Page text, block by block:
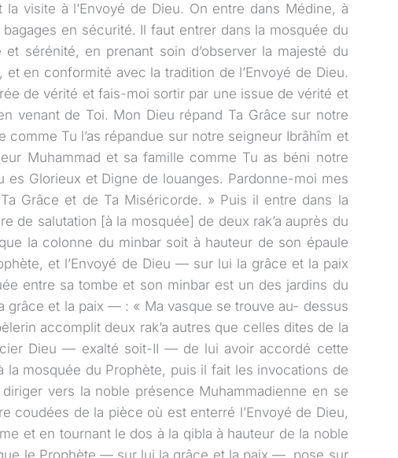
visite à l’Envoyé de Dieu. On entre dans Médine, à
en sécurité. Il faut entrer dans la mosquée du
sérénité, en prenant soin d’observer la majesté du
en conformité avec la tradition de l’Envoyé de Dieu.
de vérité et fais-moi sortir par une issue de vérité et
venant de Toi. Mon Dieu répand Ta Grâce sur notre
Tu l’as répandue sur notre seigneur Ibrâhîm et
Muhammad et sa famille comme Tu as béni notre
es Glorieux et Digne de louanges. Pardonne-moi mes
Grâce et de Ta Miséricorde. » Puis il entre dans la
de salutation [à la mosquée] de deux rak’a auprès du
la colonne du minbar soit à hauteur de son épaule
et l’Envoyé de Dieu — sur lui la grâce et la paix
entre sa tombe et son minbar est un des jardins du
grâce et la paix — : « Ma vasque se trouve au- dessus
accomplit deux rak’a autres que celles dites de la
Dieu — exalté soit-II — de lui avoir accordé cette
la mosquée du Prophète, puis il fait les invocations de
vers la noble présence Muhammadienne en se
coudées de la pièce où est enterré l’Envoyé de Dieu,
et en tournant le dos à la qibla à hauteur de la noble